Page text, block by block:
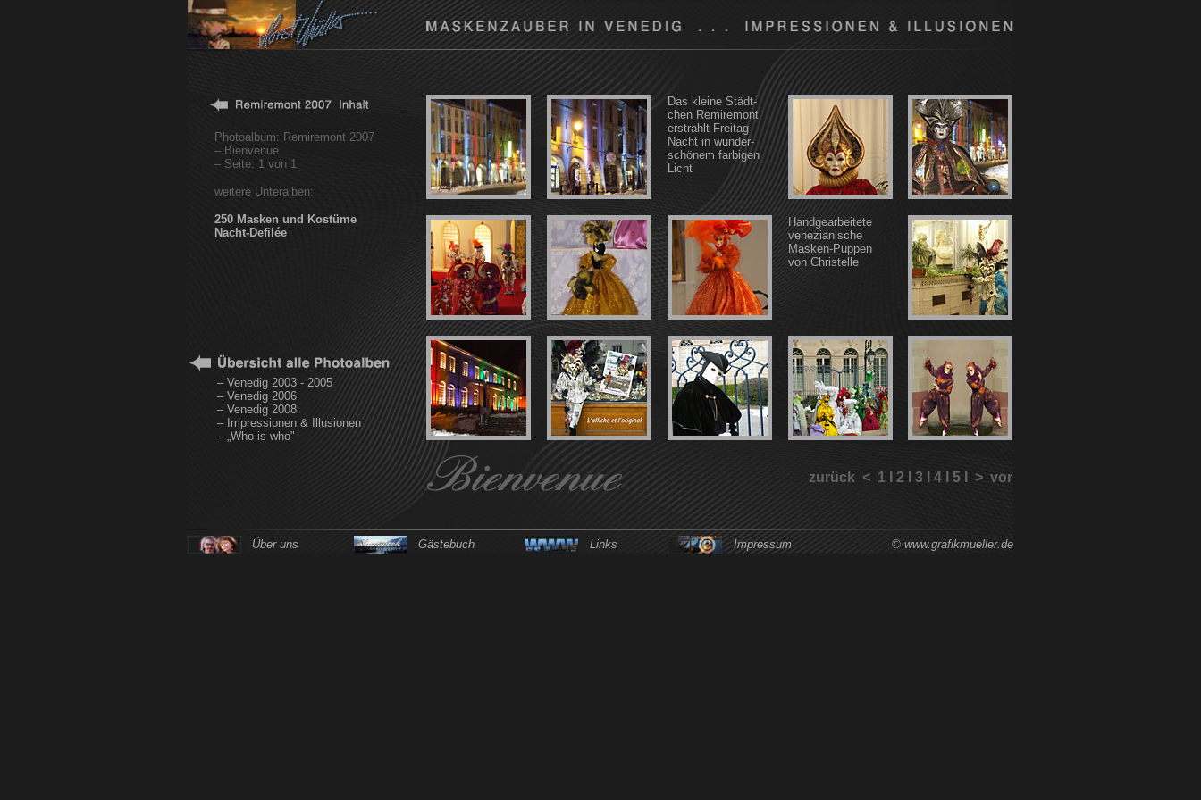
zurück < 1 I 2 I 3 I 4 I 5 I > vor
– Venedig 2003 - 2005
– Venedig 2006
– Venedig 2008
– Impressionen & Illusionen
– „Who is who"
Das kleine Städt-
chen Remiremont
erstrahlt Freitag
Nacht in wunder-
schönem farbigen
Licht
Handgearbeitete
venezianische
Masken-Puppen
von Christelle
Photoalbum: Remiremont 2007
– Bienvenue
– Seite: 1 von 1
weitere Unteralben:
250 Masken und Kostüme
Nacht-Defilée
Über uns Gästebuch Links Impressum © www.grafikmueller.de